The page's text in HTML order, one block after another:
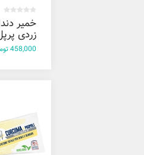
خمیر
زردی
میسویک 75
458,000 تومان